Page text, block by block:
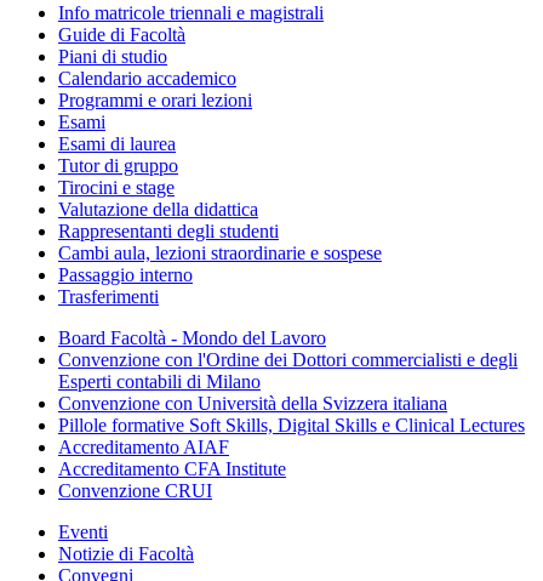
Info matricole triennali e magistrali
Guide di Facoltà
Piani di studio
Calendario accademico
Programmi e orari lezioni
Esami
Esami di laurea
Tutor di gruppo
Tirocini e stage
Valutazione della didattica
Rappresentanti degli studenti
Cambi aula, lezioni straordinarie e sospese
Passaggio interno
Trasferimenti
Board Facoltà - Mondo del Lavoro
Convenzione con l'Ordine dei Dottori commercialisti e degli
Esperti contabili di Milano
Convenzione con Università della Svizzera italiana
Pillole formative Soft Skills, Digital Skills e Clinical Lectures
Accreditamento AIAF
Accreditamento CFA Institute
Convenzione CRUI
Eventi
Notizie di Facoltà
Convegni